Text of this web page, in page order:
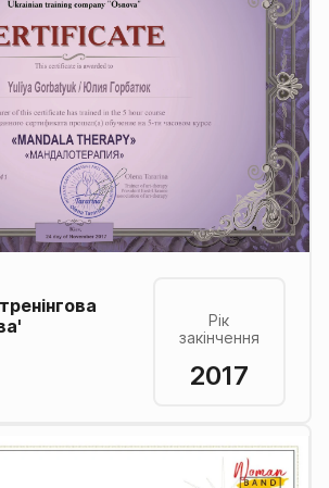
Рік
закінчення
2017